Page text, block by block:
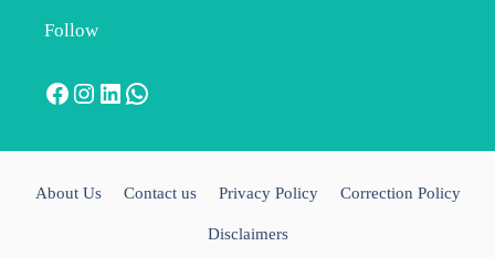
Follow
Facebook
Instagram
LinkedIn
WhatsApp
About Us Contact us Privacy Policy Correction Policy
Disclaimers